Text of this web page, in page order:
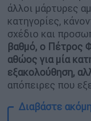
άλλοι μάρτυρες
κατηγορίες,
σχέδιο και
βαθμό, ο Πέτρος
αθώος για μία
εξακολούθηση,
απόπειρες που
Διαβάστε